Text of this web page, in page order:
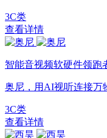
3C类
查看详情
智能音视频软硬件领跑
奥尼，用AI视听连接万
3C类
查看详情